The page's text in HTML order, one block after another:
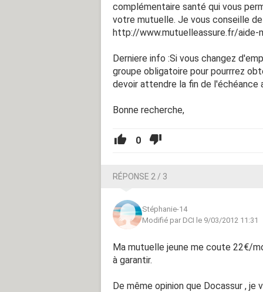
complémentaire santé qui vous
votre mutuelle. Je vous conseille
http://www.mutuelleassure.fr/aide-
Derniere info :Si vous changez
groupe obligatoire pour pourrrez
devoir attendre la fin de l'échéance
Bonne recherche,
0
RÉPONSE 2 / 3
Stéphanie-14
Modifié par DCI le 9/03/2012 11:31
Ma mutuelle jeune me coute 22€/
à garantir.
De même opinion que Docassur ,